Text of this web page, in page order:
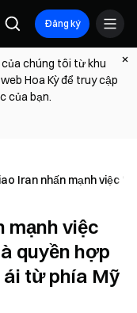
Đăng ký
chúng tôi từ khu
Hoa Kỳ để truy cập
của bạn.
Iran nhấn mạnh việc
mạnh việc
quyền hợp
ái từ phía Mỹ